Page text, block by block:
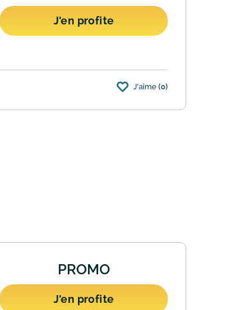
J'en profite
uniquement aux soutiens-gorge
J'aime (0)
PROMO
J'en profite